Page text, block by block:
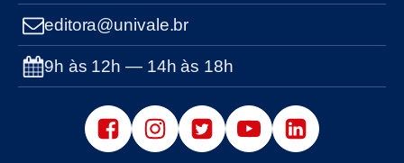
editora@univale.br
9h às 12h — 14h às 18h